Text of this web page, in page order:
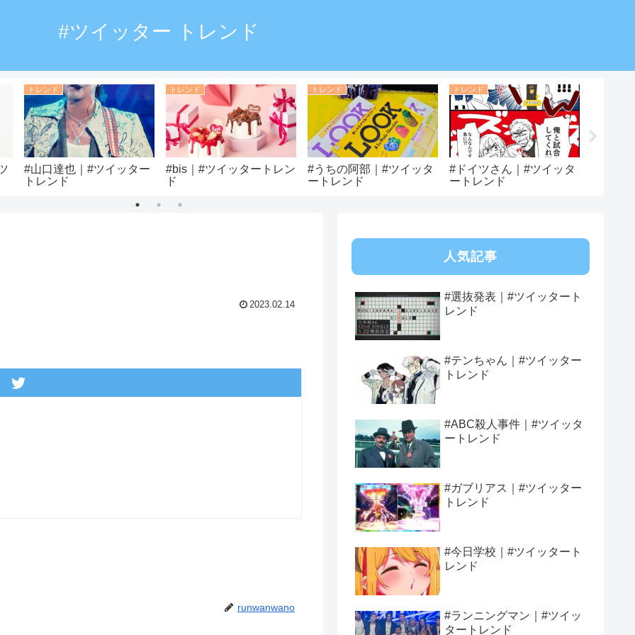
#ツイッター トレンド
トレンド
#山口達也｜#ツイッター
トレンド
トレンド
#bis｜#ツイッタートレン
ド
トレンド
#うちの阿部｜#ツイッタ
ートレンド
トレンド
#ドイツさん｜#ツイッタ
ートレンド
2023.02.14
runwanwano
人気記事
#選抜発表｜#ツイッタート
レンド
#テンちゃん｜#ツイッター
トレンド
#ABC殺人事件｜#ツイッタ
ートレンド
#ガブリアス｜#ツイッター
トレンド
#今日学校｜#ツイッタート
レンド
#ランニングマン｜#ツイッ
タートレンド